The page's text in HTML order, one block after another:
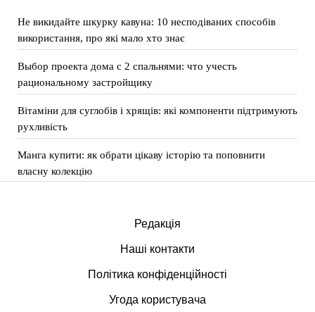
Не викидайте шкурку кавуна: 10 несподіваних способів
використання, про які мало хто знає
Выбор проекта дома с 2 спальнями: что учесть
рациональному застройщику
Вітаміни для суглобів і хрящів: які компоненти підтримують
рухливість
Манга купити: як обрати цікаву історію та поповнити
власну колекцію
Редакція
Наші контакти
Політика конфіденційності
Угода користувача